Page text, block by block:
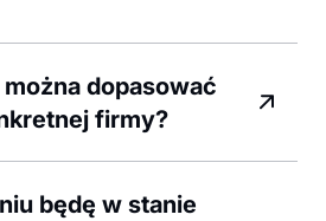
dopasować
firmy?
będę w stanie